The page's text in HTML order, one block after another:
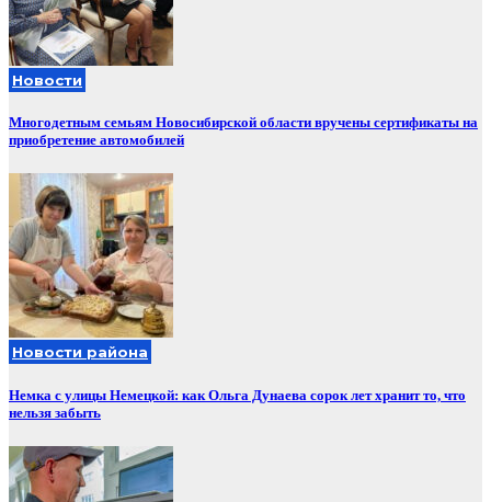
Новости
Многодетным семьям Новосибирской области вручены сертификаты на
приобретение автомобилей
Новости района
Немка с улицы Немецкой: как Ольга Дунаева сорок лет хранит то, что
нельзя забыть